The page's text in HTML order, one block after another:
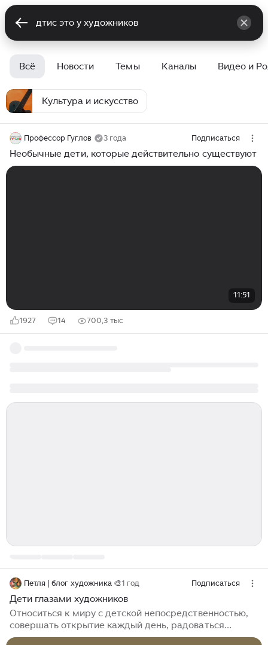
Всё Новости Темы Каналы Видео и
Культура и искусство
Профессор Гуглов 3 года Подписаться
Необычные дети, которые действительно существуют
11:51
1927 14 700,3 тыс
Петля | блог художника 🎨1 год Подписаться
Дети глазами художников
Относиться к миру с детской непосредственностью,
совершать открытие каждый день, радоваться
любимым рядом с тобой – этому и многому другому